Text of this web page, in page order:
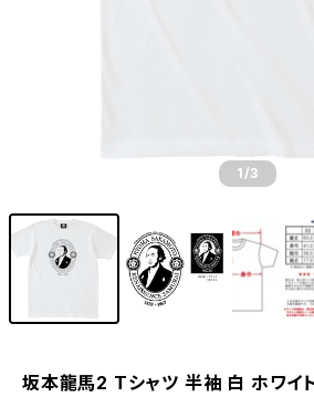
1 /3
坂本龍馬2 Tシャツ 半袖 白 ホワイ